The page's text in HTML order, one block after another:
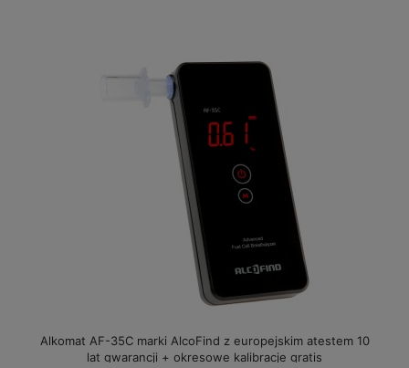
Alkomat AF-35C marki AlcoFind z europejskim atestem 10
lat gwarancji + okresowe kalibracje gratis